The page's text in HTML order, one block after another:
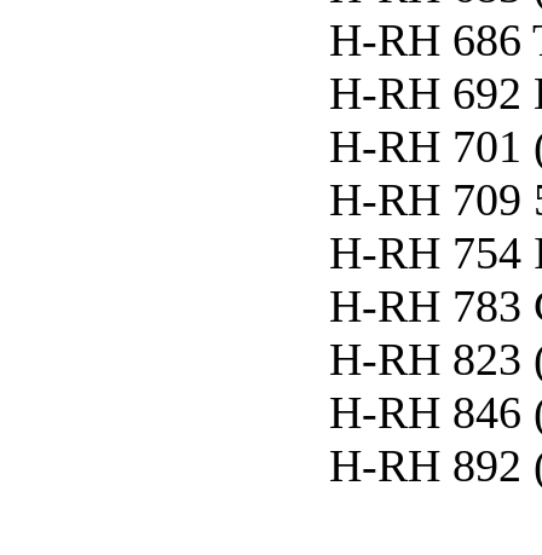
H-RH 686
H-RH 692
H-RH 701
H-RH 709
H-RH 754
H-RH 783
H-RH 823
H-RH 846
H-RH 892